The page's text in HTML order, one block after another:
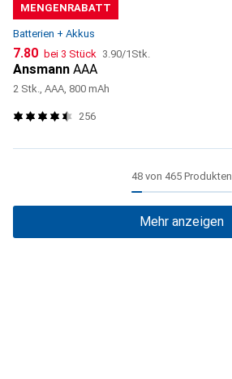
MENGENRABATT
Batterien + Akkus
CHF
7.80 bei 3 Stück CHF
3.90/1Stk.
Ansmann AAA
2 Stk., AAA, 800 mAh
256
48 von 465 Produkten
Mehr anzeigen